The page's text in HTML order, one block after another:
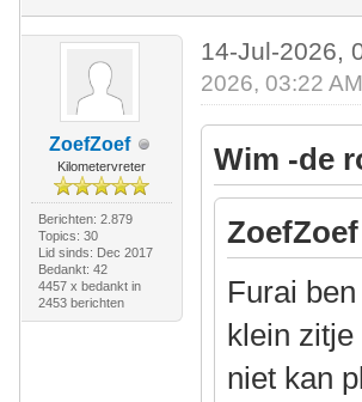
ZoefZoef
Kilometervreter
Berichten: 2.879
Topics: 30
Lid sinds: Dec 2017
Bedankt: 42
4457 x bedankt in
2453 berichten
14-Jul-2026,
2026, 03:22
Wim -de
Furai
klein
niet kan